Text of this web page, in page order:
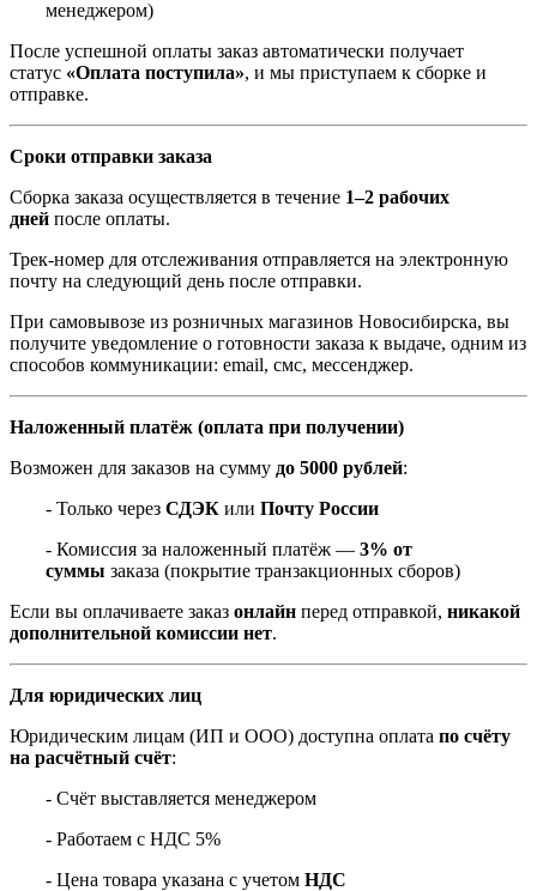
менеджером)
После успешной оплаты заказ автоматически получает
статус «Оплата поступила», и мы приступаем к сборке и
отправке.
Сроки отправки заказа
Сборка заказа осуществляется в течение 1–2 рабочих
дней после оплаты.
Трек-номер для отслеживания отправляется на электронную
почту на следующий день после отправки.
При самовывозе из розничных магазинов Новосибирска, вы
получите уведомление о готовности заказа к выдаче, одним из
способов коммуникации: email, смс, мессенджер.
Наложенный платёж (оплата при получении)
Возможен для заказов на сумму до 5000 рублей:
- Только через СДЭК или Почту России
- Комиссия за наложенный платёж — 3% от
суммы заказа (покрытие транзакционных сборов)
Если вы оплачиваете заказ онлайн перед отправкой, никакой
дополнительной комиссии нет.
Для юридических лиц
Юридическим лицам (ИП и ООО) доступна оплата по счёту
на расчётный счёт:
- Счёт выставляется менеджером
- Работаем с НДС 5%
- Цена товара указана с учетом НДС